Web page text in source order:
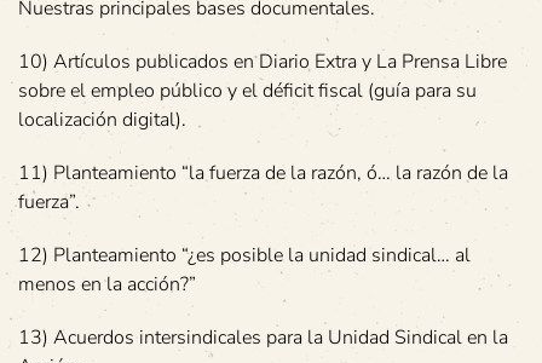
Nuestras principales bases documentales.
10) Artículos publicados en Diario Extra y La Prensa Libre
sobre el empleo público y el déficit fiscal (guía para su
localización digital).
11) Planteamiento “la fuerza de la razón, ó… la razón de la
fuerza”.
12) Planteamiento “¿es posible la unidad sindical… al
menos en la acción?”
13) Acuerdos intersindicales para la Unidad Sindical en la